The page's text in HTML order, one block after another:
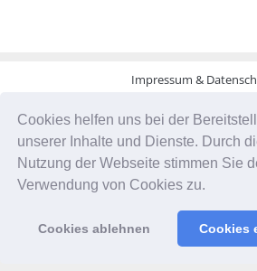
Cookies helfen uns bei der
unserer Inhalte und Dienste. Durch
Nutzung der Webseite stimmen Sie
Verwendung von Cookies zu.
Cookies ablehnen Cookies
Impressum &